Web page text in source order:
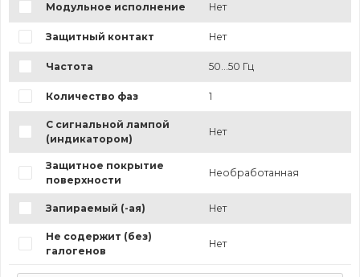
Модульное исполнение Нет
Защитный контакт Нет
Частота 50...50 Гц
Количество фаз 1
С сигнальной лампой
(индикатором)
Нет
Защитное покрытие
поверхности
Необработанная
Запираемый (-ая) Нет
Не содержит (без)
галогенов
Нет